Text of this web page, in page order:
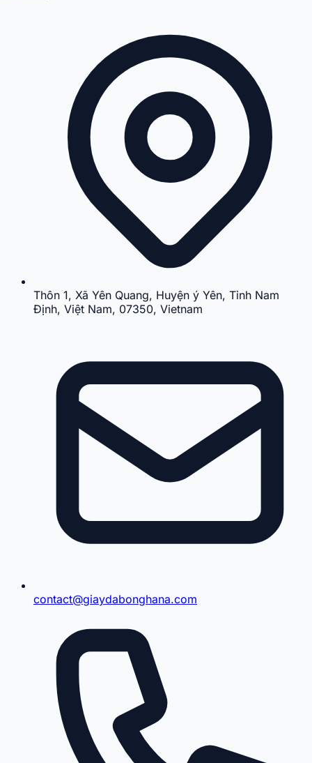
Thôn 1, Xã Yên Quang, Huyện ý Yên, Tỉnh Nam
Định, Việt Nam, 07350, Vietnam
contact@giaydabonghana.com